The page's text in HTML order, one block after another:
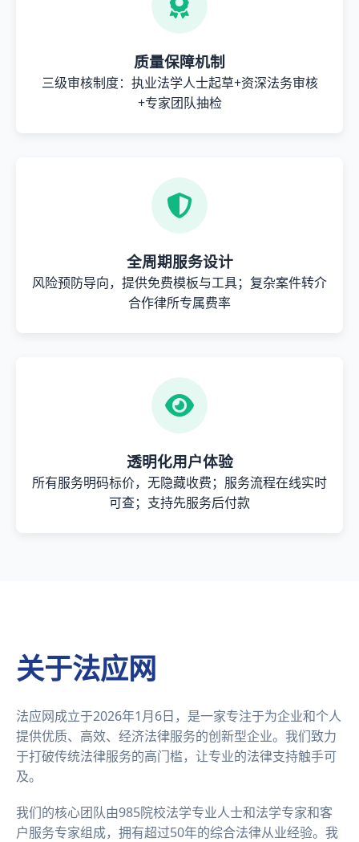
质量保障机制
三级审核制度：执业法学人士起草+资深法务审核
+专家团队抽检
全周期服务设计
风险预防导向，提供免费模板与工具；复杂案件转介
合作律所专属费率
透明化用户体验
所有服务明码标价，无隐藏收费；服务流程在线实时
可查；支持先服务后付款
关于法应网
法应网成立于2026年1月6日，是一家专注于为企业和个人
提供优质、高效、经济法律服务的创新型企业。我们致力
于打破传统法律服务的高门槛，让专业的法律支持触手可
及。
我们的核心团队由985院校法学专业人士和法学专家和客
户服务专家组成，拥有超过50年的综合法律从业经验。我